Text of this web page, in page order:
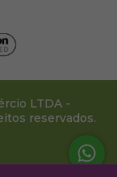
LTDA -
reservados.